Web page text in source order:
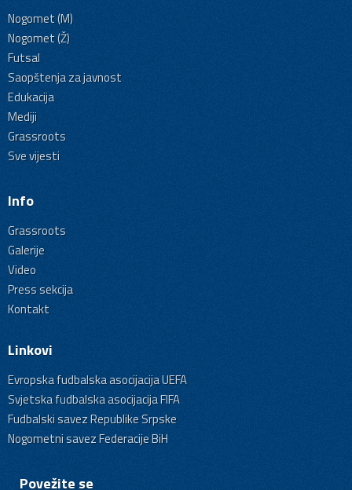
Nogomet (M)
Nogomet (Ž)
Futsal
Saopštenja za javnost
Edukacija
Mediji
Grassroots
Sve vijesti
Info
Grassroots
Galerije
Video
Press sekcija
Kontakt
Linkovi
Evropska fudbalska asocijacija UEFA
Svjetska fudbalska asocijacija FIFA
Fudbalski savez Republike Srpske
Nogometni savez Federacije BiH
Povežite se